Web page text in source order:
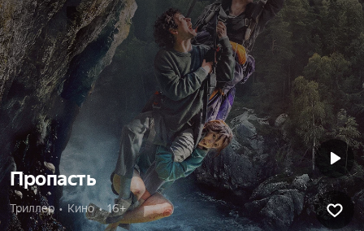
Пропасть
Триллер  •  Кино  •  16+